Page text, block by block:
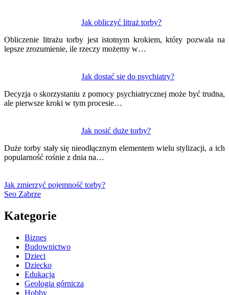
Jak obliczyć litraż torby?
Obliczenie litrażu torby jest istotnym krokiem, który pozwala na
lepsze zrozumienie, ile rzeczy możemy w…
Jak dostać się do psychiatry?
Decyzja o skorzystaniu z pomocy psychiatrycznej może być trudna,
ale pierwsze kroki w tym procesie…
Jak nosić duże torby?
Duże torby stały się nieodłącznym elementem wielu stylizacji, a ich
popularność rośnie z dnia na…
Jak zmierzyć pojemność torby?
Seo Zabrze
Kategorie
Biznes
Budownictwo
Dzieci
Dziecko
Edukacja
Geologia górnicza
Hobby